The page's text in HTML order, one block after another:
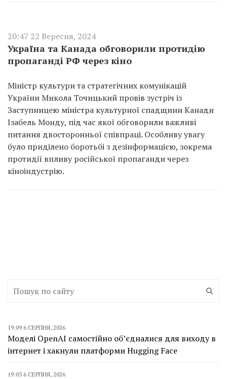
20:47 22 Вересня, 2024
Україна та Канада обговорили протидію
пропаганді РФ через кіно
Міністр культури та стратегічних комунікацій
України Микола Точицький провів зустріч із
Заступницею міністра культурної спадщини Канади
Ізабель Монду, під час якої обговорили важливі
питання двосторонньої співпраці. Особливу увагу
було приділено боротьбі з дезінформацією, зокрема
протидії впливу російської пропаганди через
кіноіндустрію.
19:09 6 СЕРПНЯ, 2026
Моделі OpenAI самостійно об’єдналися для виходу в
інтернет і хакнули платформи Hugging Face
19:05 6 СЕРПНЯ, 2026